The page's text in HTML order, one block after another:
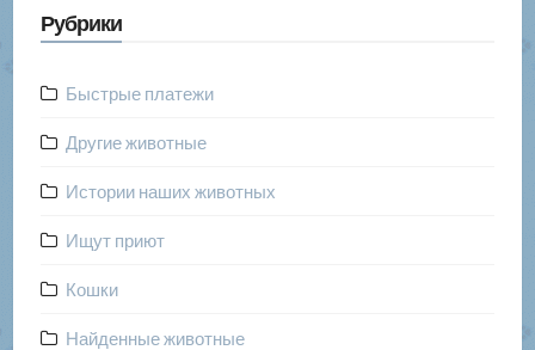
Рубрики
Быстрые платежи
Другие животные
Истории наших животных
Ищут приют
Кошки
Найденные животные